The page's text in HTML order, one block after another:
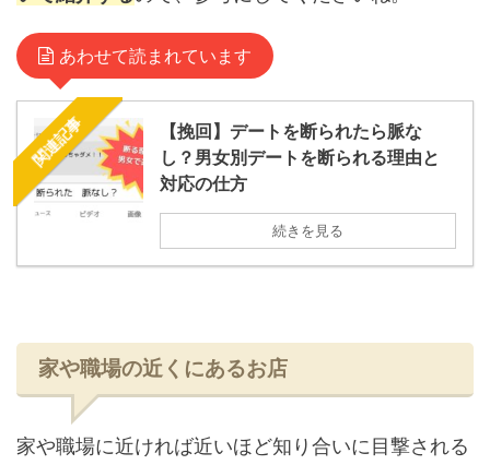
あわせて読まれています
関連記事
【挽回】デートを断られたら脈な
し？男女別デートを断られる理由と
対応の仕方
続きを見る
家や職場の近くにあるお店
家や職場に近ければ近いほど知り合いに目撃される